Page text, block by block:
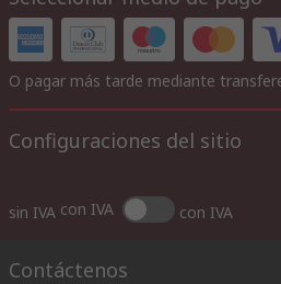
O pagar más tarde mediante
Configuraciones del sitio
sin IVA con IVA con IVA
Contáctenos